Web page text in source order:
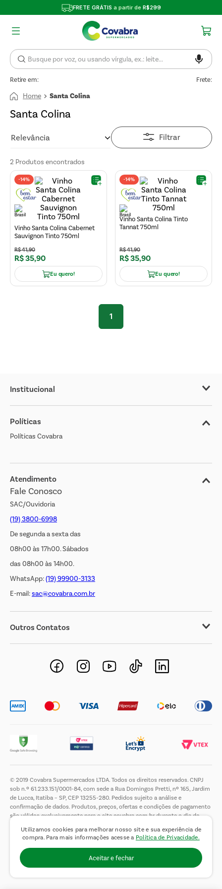
Utilizamos cookies para melhorar nosso site e sua experiência de
compra. Para mais informações acesse a Política de Privacidade.
Aceitar e fechar
FRETE GRÁTIS a partir de R$299
Retire em: Frete:
Santa Colina
Santa Colina
Relevância Filtrar
2 Produtos
-14%
Vinho Santa Colina Cabernet
Sauvignon Tinto 750ml
R$41,90
R$35,90
Eu quero!
-14%
Vinho Santa Colina Tinto
Tannat 750ml
R$41,90
R$35,90
Eu quero!
1
Institucional
Sobre o Covabra
Nossas Lojas
Cliente Bem Estar
Jornal de Ofertas
Transparência Salarial
Políticas
Políticas Covabra
Atendimento
Fale Conosco
SAC/Ouvidoria
(19) 3800-6998
De segunda a sexta das
08h00 às 17h00. Sábados
das 08h00 às 14h00.
WhatsApp:(19) 99900-3133
E-mail:sac@covabra.com.br
Outros Contatos
Negócios Imobiliários
Novos Fornecedores
© 2019 Covabra Supermercados LTDA. Todos os direitos reservados. CNPJ
sob n.º 61.233.151/0001-84, com sede a Rua Domingos Pretti, nº 165, Jardim
de Lucca, Itatiba – SP, CEP 13255-280. Pedidos sujeito a análise e
confirmação de dados. Produtos, preços, ofertas e condições de pagamento
são válidos exclusivamente para o site covabra.com.br durante o dia de
de limitar a quantidade máxima de produtos por compra por cliente. Não
vendemos no atacado. Fotos meramente ilustrativas.É proibida a venda e a
entrega de bebidas alcoólicas a menores de 18 (dezoito) anos, conforme Lei
n.° 8069/90, art. 81, inciso II (Estatuto da Criança e do Adolescente).